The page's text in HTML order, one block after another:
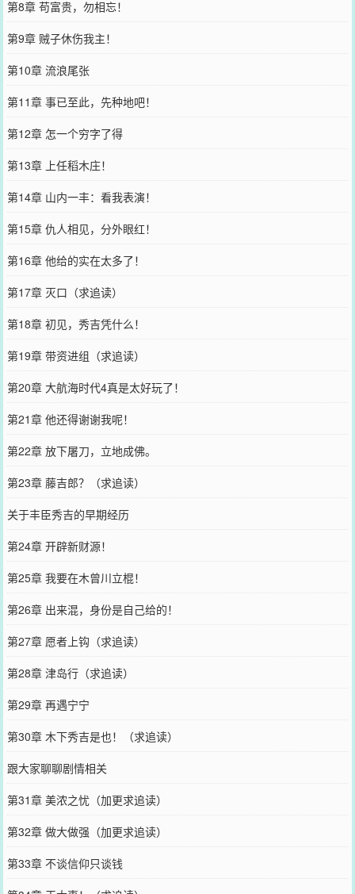
第8章 苟富贵，勿相忘！
第9章 贼子休伤我主！
第10章 流浪尾张
第11章 事已至此，先种地吧！
第12章 怎一个穷字了得
第13章 上任稻木庄！
第14章 山内一丰：看我表演！
第15章 仇人相见，分外眼红！
第16章 他给的实在太多了！
第17章 灭口（求追读）
第18章 初见，秀吉凭什么！
第19章 带资进组（求追读）
第20章 大航海时代4真是太好玩了！
第21章 他还得谢谢我呢！
第22章 放下屠刀，立地成佛。
第23章 藤吉郎？（求追读）
关于丰臣秀吉的早期经历
第24章 开辟新财源！
第25章 我要在木曾川立棍！
第26章 出来混，身份是自己给的！
第27章 愿者上钩（求追读）
第28章 津岛行（求追读）
第29章 再遇宁宁
第30章 木下秀吉是也！（求追读）
跟大家聊聊剧情相关
第31章 美浓之忧（加更求追读）
第32章 做大做强（加更求追读）
第33章 不谈信仰只谈钱